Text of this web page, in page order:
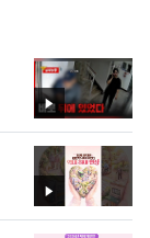
영
상
영
상